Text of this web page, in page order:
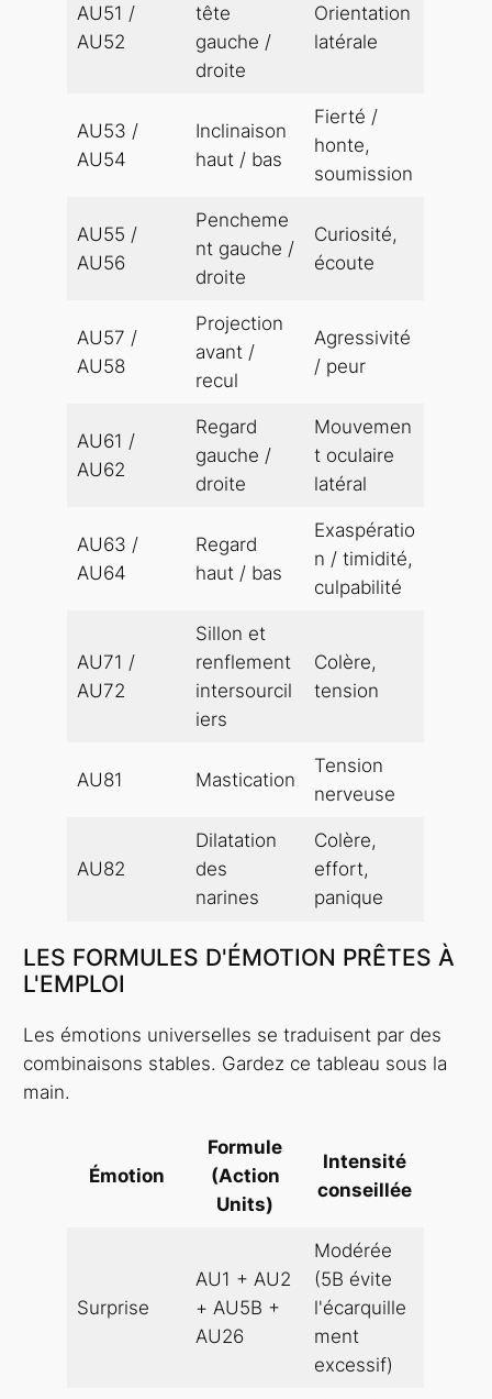
AU51 /
AU52
tête
gauche /
droite
Orientation
latérale
AU53 /
AU54
Inclinaison
haut / bas
Fierté /
honte,
soumission
AU55 /
AU56
Pencheme
nt gauche /
droite
Curiosité,
écoute
AU57 /
AU58
Projection
avant /
recul
Agressivité
/ peur
AU61 /
AU62
Regard
gauche /
droite
Mouvemen
t oculaire
latéral
AU63 /
AU64
Regard
haut / bas
Exaspératio
n / timidité,
culpabilité
AU71 /
AU72
Sillon et
renflement
intersourcil
iers
Colère,
tension
AU81 Mastication
Tension
nerveuse
AU82
Dilatation
des
narines
Colère,
effort,
panique
LES FORMULES D'ÉMOTION PRÊTES À
L'EMPLOI
Les émotions universelles se traduisent par des
combinaisons stables. Gardez ce tableau sous la
main.
Émotion
Formule
(Action
Units)
Intensité
conseillée
Surprise
AU1 + AU2
+ AU5B +
AU26
Modérée
(5B évite
l'écarquille
ment
excessif)